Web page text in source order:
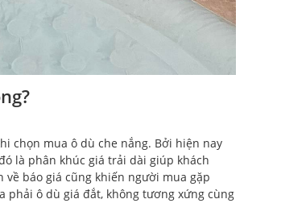
chọn mua ô dù che nắng. Bởi hiện nay
là phân khúc giá trải dài giúp khách
báo giá cũng khiến người mua gặp
phải ô dù giá đắt, không tương xứng cùng